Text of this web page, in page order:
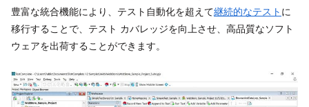
豊富な統合機能により、テスト自動化を超えて継続的なテスト に
移行することで、テスト カバレッジを向上させ、高品質なソフト
ウェアを出荷することができます。